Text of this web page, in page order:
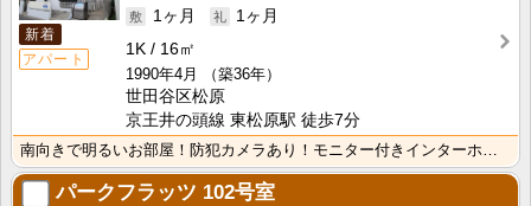
新着
アパート
1ヶ月
1ヶ月
1K
16㎡
1990年4月
（築36年）
世田谷区松原
京王井の頭線 東松原駅 徒歩7分
南向きで明るいお部屋！防犯カメラあり！モニター付きインターホン！インターネット無料！落ち着いた住環境･･･
パークフラッツ 102号室